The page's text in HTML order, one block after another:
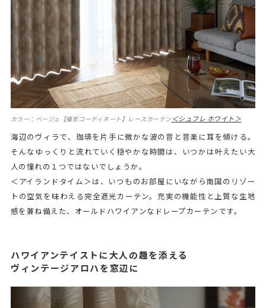
カラー：ベージュ【撮影コーディネート】レースカーテン＜シュフレ ホワイト＞
海辺のヴィラで、珈琲を片手に微かな波の音と音楽に耳を傾ける。
そんなゆっくりと流れていく穏やかな時間は、いつかは叶えたい大
人の憧れの１つではないでしょうか。
＜アイランドタイム＞は、いつものお部屋にいながら南国のリゾー
トの空気を味わえる完全遮光カーテン。充実の機能性と上質な生地
感を兼ね備えた、オールドハワイアンなドレープカーテンです。
ハワイアンテイストに大人の趣を添える
ヴィンテージアロハを窓辺に